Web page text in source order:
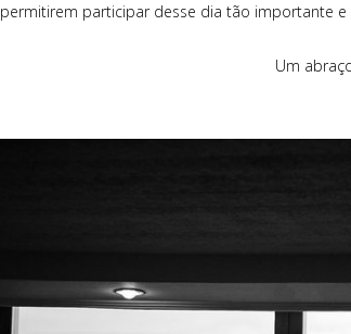
permitirem participar desse dia tão importante
Um